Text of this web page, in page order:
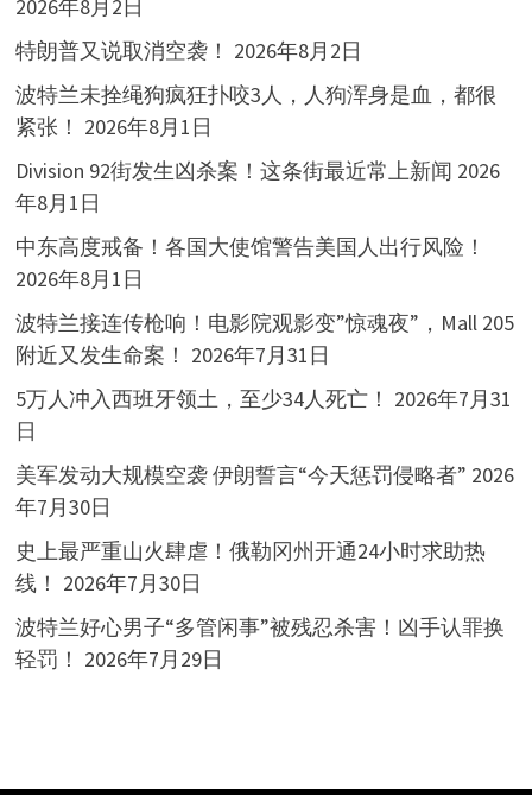
2026年8月2日
特朗普又说取消空袭！ 2026年8月2日
波特兰未拴绳狗疯狂扑咬3人，人狗浑身是血，都很
紧张！ 2026年8月1日
Division 92街发生凶杀案！这条街最近常上新闻 2026
年8月1日
中东高度戒备！各国大使馆警告美国人出行风险！
2026年8月1日
波特兰接连传枪响！电影院观影变”惊魂夜”，Mall 205
附近又发生命案！ 2026年7月31日
5万人冲入西班牙领土，至少34人死亡！ 2026年7月31
日
美军发动大规模空袭 伊朗誓言“今天惩罚侵略者” 2026
年7月30日
史上最严重山火肆虐！俄勒冈州开通24小时求助热
线！ 2026年7月30日
波特兰好心男子“多管闲事”被残忍杀害！凶手认罪换
轻罚！ 2026年7月29日